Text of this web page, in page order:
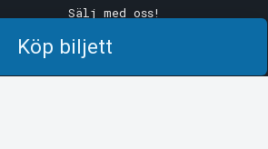
Köp biljett
Sälj med oss!
Logga in i Manager